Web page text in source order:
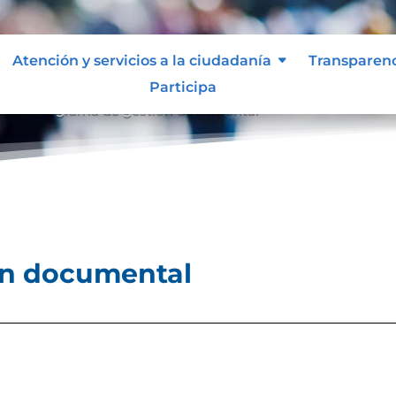
Atención y servicios a la ciudadanía
Participa
documental